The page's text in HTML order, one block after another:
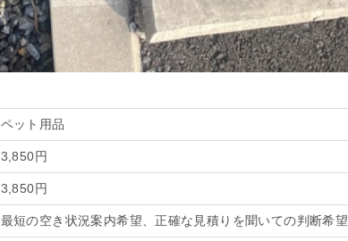
ペット用品
3,850円
3,850円
最短の空き状況案内希望、正確な見積りを聞いての判断希望